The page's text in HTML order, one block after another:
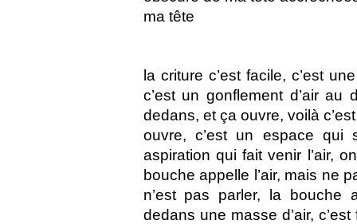
ma tête
la criture c’est facile, c’est
c’est un gonflement d’air au
dedans, et ça ouvre, voilà
ouvre, c’est un espace qui
aspiration qui fait venir l’air,
bouche appelle l’air, mais ne
n’est pas parler, la bouche
dedans une masse d’air,